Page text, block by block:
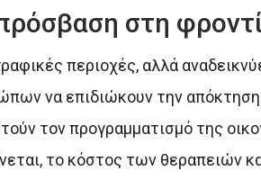
στη
περιοχές, αλλά
να επιδιώκουν την απόκτηση
τον προγραμματισμό της
το κόστος των θεραπειών